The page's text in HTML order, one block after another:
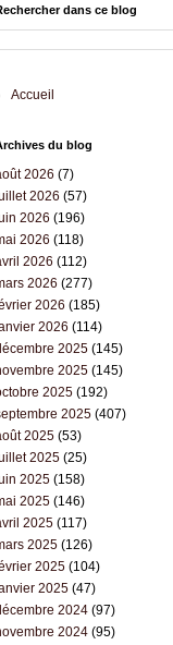
dans ce blog
Accueil
du blog
2026 (7)
2026 (57)
2026 (196)
2026 (118)
2026 (112)
2026 (277)
2026 (185)
2026 (114)
2025(145)
2025(145)
2025(192)
2025(407)
2025(53)
2025(25)
2025(158)
2025(146)
2025(117)
2025(126)
2025(104)
2025(47)
2024(97)
2024(95)